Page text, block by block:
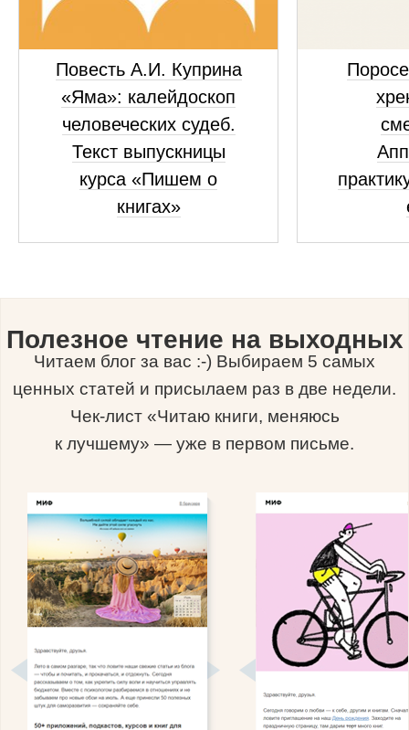
Повесть А.И. Куприна
«Яма»: калейдоскоп
человеческих судеб.
Текст выпускницы
курса «Пишем о
книгах»
Полезное чтение на выходных
Читаем блог за вас :-) Выбираем 5 самых
ценных статей и присылаем раз в две недели.
Чек-лист «Читаю книги, меняюсь
к лучшему» — уже в первом письме.